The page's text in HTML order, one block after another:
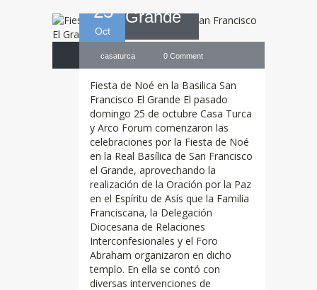
25
Oct
Grande
casaturca 0 Comment
Fiesta de Noé en la Basilica San
Francisco El Grande El pasado
domingo 25 de octubre Casa Turca
y Arco Forum comenzaron las
celebraciones por la Fiesta de Noé
en la Real Basílica de San Francisco
el Grande, aprovechando la
realización de la Oración por la Paz
en el Espíritu de Asís que la Familia
Franciscana, la Delegación
Diocesana de Relaciones
Interconfesionales y el Foro
Abraham organizaron en dicho
templo. En ella se contó con
diversas intervenciones de
CAIXAFORUM
se convierte en un